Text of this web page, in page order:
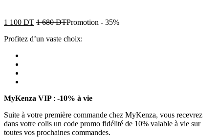
1 100 DT 1 680DTPromotion - 35%
Profitez d’un vaste choix:
MyKenza VIP : -10% à vie
Suite à votre première commande chez MyKenza, vous recevrez
dans votre colis un code promo fidélité de 10% valable à vie sur
toutes vos prochaines commandes.